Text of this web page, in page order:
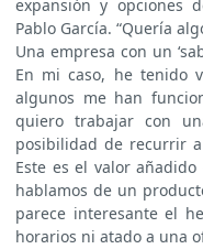
expansión y opciones
Pablo García. “Quería
Una empresa con un
En mi caso, he tenido
algunos me han
quiero trabajar con
posibilidad de recurrir
Este es el valor
hablamos de un
parece interesante el
horarios ni atado a una